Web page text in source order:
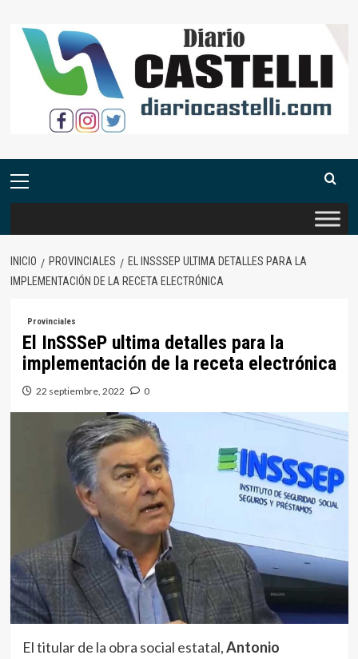
contenido
Menú
INICIO PROVINCIALES
EL INSSSEP ULTIMA DETALLES PARA LA
IMPLEMENTACIÓN DE LA RECETA ELECTRÓNICA
Provinciales
El InSSSeP ultima detalles para la
implementación de la receta electrónica
22 septiembre, 2022 0
El titular de la obra social estatal,Antonio